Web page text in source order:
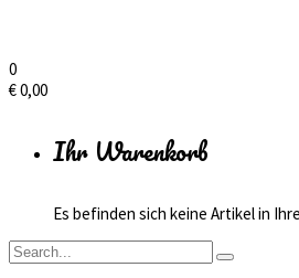
0
€0,00
Ihr Warenkorb
Es befinden sich keine Artikel in